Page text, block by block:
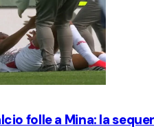
folle a Mina: la